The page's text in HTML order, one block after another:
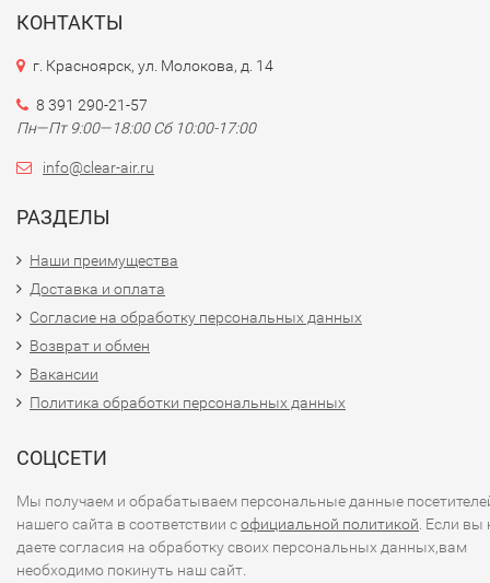
КОНТАКТЫ
г. Красноярск, ул. Молокова, д. 14
8 391 290-21-57
Пн—Пт 9:00—18:00 Сб 10:00-17:00
info@clear-air.ru
РАЗДЕЛЫ
Наши преимущества
Доставка и оплата
Согласие на обработку персональных данных
Возврат и обмен
Вакансии
Политика обработки персональных данных
СОЦСЕТИ
Мы получаем и обрабатываем персональные данные
нашего сайта в соответствии софициальной политикой . Если вы
даете согласия на обработку своих персональных данных,вам
необходимо покинуть наш сайт.